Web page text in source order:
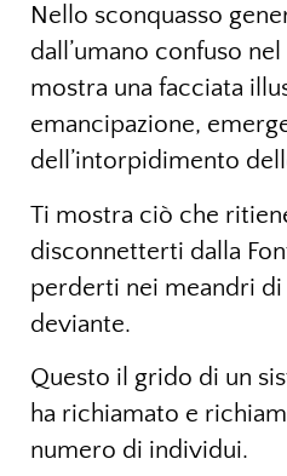
Nello sconquasso
dall’umano confuso
mostra una facciata
emancipazione,
dell’intorpidimento
Ti mostra ciò che
disconnetterti dalla
perderti nei meandri
deviante.
Questo il grido di un
ha richiamato e
numero di individui.